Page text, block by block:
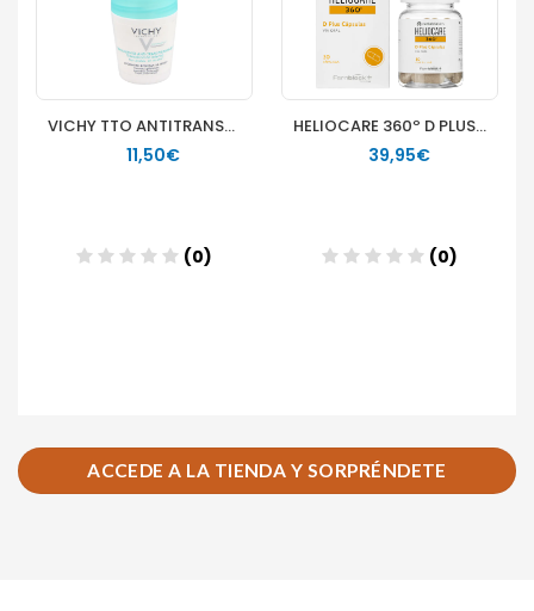
ACCEDE A LA TIENDA Y SORPRÉNDETE